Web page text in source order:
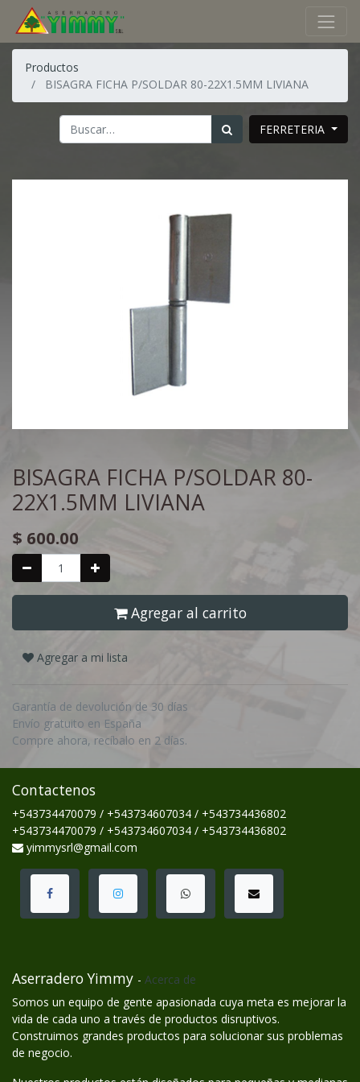
Productos
BISAGRA FICHA P/SOLDAR 80-22X1.5MM LIVIANA
FERRETERIA
BISAGRA FICHA P/SOLDAR 80-
22X1.5MM LIVIANA
$ 600.00
Agregar al carrito
Agregar a mi lista
Garantía de devolución de 30 días
Envío gratuito en España
Compre ahora, recíbalo en 2 días.
Contactenos
+543734470079 / +543734607034 / +543734436802
+543734470079 / +543734607034 / +543734436802
yimmysrl@gmail.com
Aserradero Yimmy - Acerca de
Somos un equipo de gente apasionada cuya meta es mejorar la
vida de cada uno a través de productos disruptivos.
Construimos grandes productos para solucionar sus problemas
de negocio.